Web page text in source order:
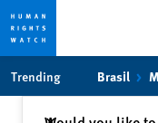
Trending Brasil